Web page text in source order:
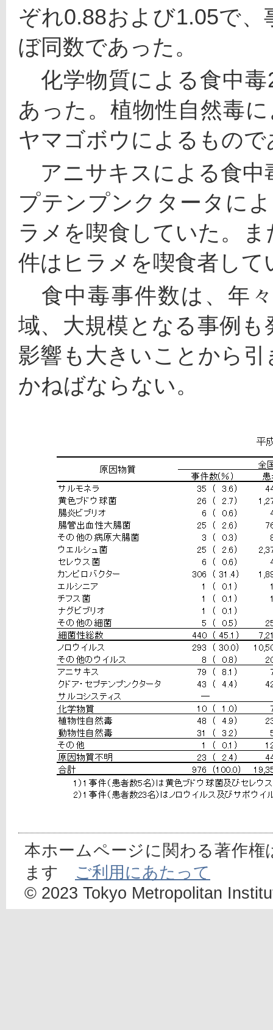
ぞれ0.88および1.05で
ぼ同数であった。
化学物質による食中
あった。植物性自然毒
ヤマゴボウによるもので
アニサキスによる食中
プテンプンクタータに
ラメを喫食していた。
件はヒラメを喫食者して
食中毒事件数は、年
域、大規模となる事例
影響も大きいことから
かねばならない。
本ホームページに関わる著作
ます ご利用にあたって
© 2023 Tokyo Metropolitan